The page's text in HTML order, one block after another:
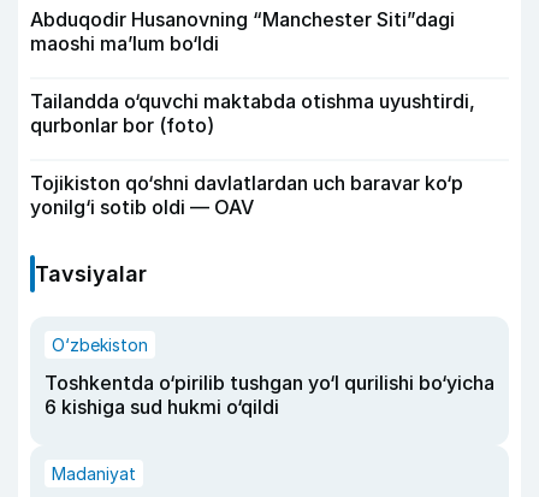
Abduqodir Husanovning “Manchester Siti”dagi
maoshi ma’lum bo‘ldi
Tailandda o‘quvchi maktabda otishma uyushtirdi,
qurbonlar bor (foto)
Tojikiston qo‘shni davlatlardan uch baravar ko‘p
yonilg‘i sotib oldi — OAV
Tavsiyalar
O‘zbekiston
Toshkentda o‘pirilib tushgan yo‘l qurilishi bo‘yicha
6 kishiga sud hukmi o‘qildi
Madaniyat